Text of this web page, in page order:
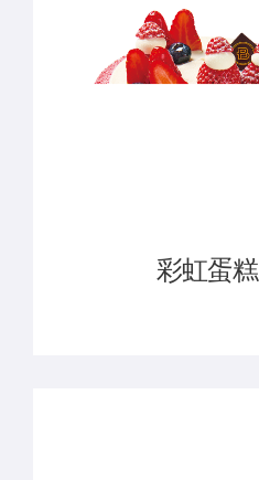
彩虹蛋糕